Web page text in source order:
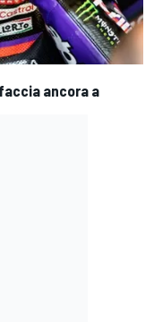
ancora a